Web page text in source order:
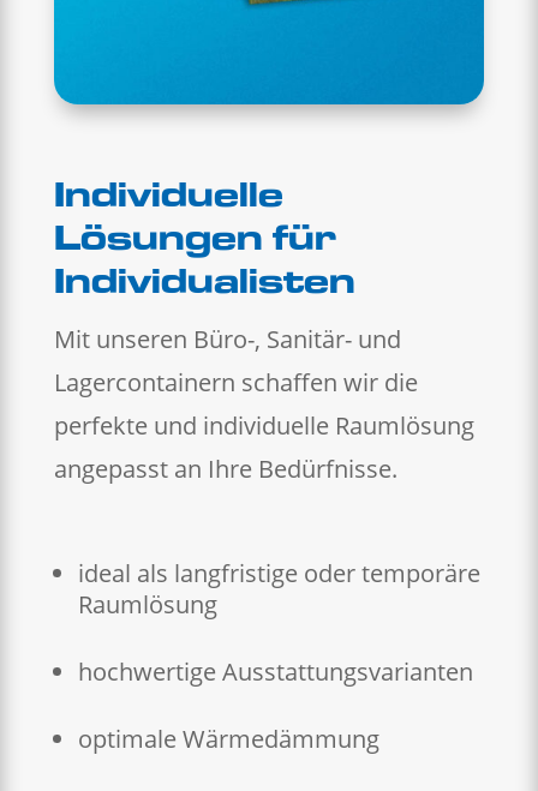
Individuelle
Lösungen für
Individualisten
Mit unseren Büro-, Sanitär- und
Lagercontainern schaffen wir die
perfekte und individuelle Raumlösung
angepasst an Ihre Bedürfnisse.
ideal als langfristige oder temporäre
Raumlösung
hochwertige Ausstattungsvarianten
optimale Wärmedämmung